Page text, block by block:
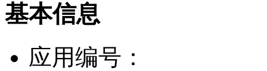
基本信息
应用编号：